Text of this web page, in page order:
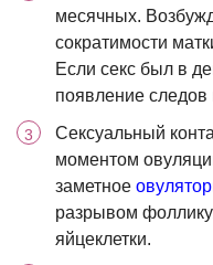
месячных.
сократимости
Если секс был в
появление
Сексуальный
моментом
заметное
разрывом
яйцеклетки.